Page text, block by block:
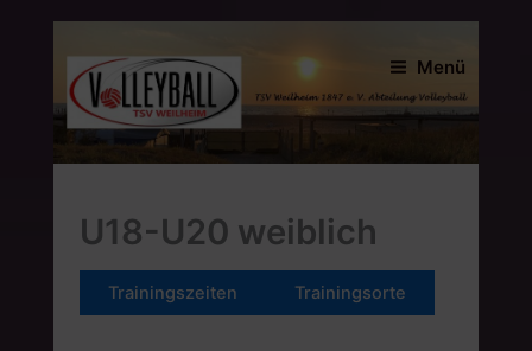
springen
Menü
U18-U20 weiblich
Trainingszeiten Trainingsorte